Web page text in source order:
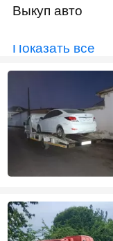
Выкуп авто
Показать всё